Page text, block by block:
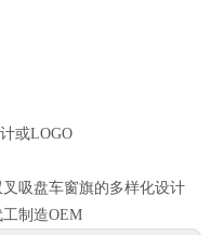
或LOGO
吸盘车窗旗的多样化设计
制造OEM